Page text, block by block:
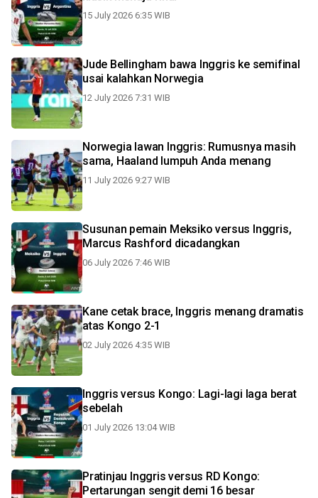
15 July 2026 6:35 WIB
Jude Bellingham bawa Inggris ke semifinal
usai kalahkan Norwegia
12 July 2026 7:31 WIB
Norwegia lawan Inggris: Rumusnya masih
sama, Haaland lumpuh Anda menang
11 July 2026 9:27 WIB
Susunan pemain Meksiko versus Inggris,
Marcus Rashford dicadangkan
06 July 2026 7:46 WIB
Kane cetak brace, Inggris menang dramatis
atas Kongo 2-1
02 July 2026 4:35 WIB
Inggris versus Kongo: Lagi-lagi laga berat
sebelah
01 July 2026 13:04 WIB
Pratinjau Inggris versus RD Kongo:
Pertarungan sengit demi 16 besar